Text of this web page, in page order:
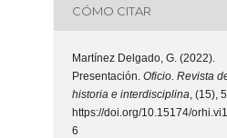
CÓMO CITAR
Martínez Delgado, G. (2022).
Presentación. Oficio. Revista
historia e interdisciplina , (15),
https://doi.org/10.15174/
6